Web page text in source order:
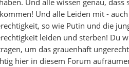
Und alle wissen genau,
Und alle Leiden mit -
so wie Putin und die
leiden und sterben! Du
um das grauenhaft
hier in diesem Forum